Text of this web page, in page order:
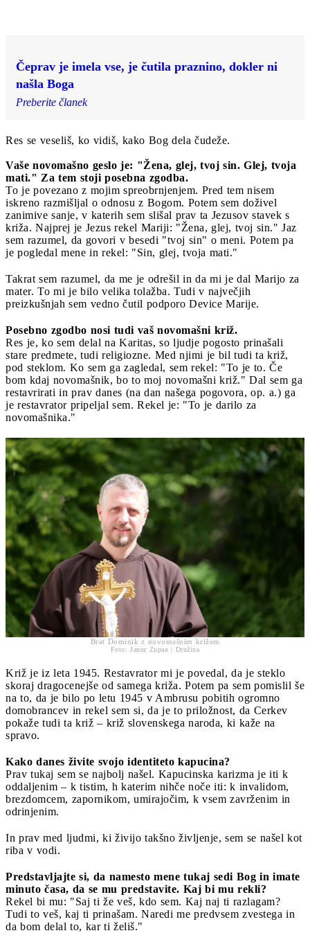
Čeprav je imela vse, je čutila praznino, dokler ni
našla Boga
Preberite članek
Res se veseliš, ko vidiš, kako Bog dela čudeže.
Vaše novomašno geslo je: "Žena, glej, tvoj sin. Glej, tvoja
mati." Za tem stoji posebna zgodba.
To je povezano z mojim spreobrnjenjem. Pred tem nisem
iskreno razmišljal o odnosu z Bogom. Potem sem doživel
zanimive sanje, v katerih sem slišal prav ta Jezusov stavek s
križa. Najprej je Jezus rekel Mariji: "Žena, glej, tvoj sin." Jaz
sem razumel, da govori v besedi "tvoj sin" o meni. Potem pa
je pogledal mene in rekel: "Sin, glej, tvoja mati."
Takrat sem razumel, da me je odrešil in da mi je dal Marijo za
mater. To mi je bilo velika tolažba. Tudi v največjih
preizkušnjah sem vedno čutil podporo Device Marije.
Posebno zgodbo nosi tudi vaš novomašni križ.
Res je, ko sem delal na Karitas, so ljudje pogosto prinašali
stare predmete, tudi religiozne. Med njimi je bil tudi ta križ,
pod steklom. Ko sem ga zagledal, sem rekel: "To je to. Če
bom kdaj novomašnik, bo to moj novomašni križ." Dal sem ga
restavrirati in prav danes (na dan našega pogovora, op. a.) ga
je restavrator pripeljal sem. Rekel je: "To je darilo za
novomašnika."
Brat Dominik z novomašnim križem
Foto: Janez Zupan | Družina
Križ je iz leta 1945. Restavrator mi je povedal, da je steklo
skoraj dragocenejše od samega križa. Potem pa sem pomislil še
na to, da je bilo po letu 1945 v Ambrusu pobitih ogromno
domobrancev in rekel sem si, da je to priložnost, da Cerkev
pokaže tudi ta križ – križ slovenskega naroda, ki kaže na
spravo.
Kako danes živite svojo identiteto kapucina?
Prav tukaj sem se najbolj našel. Kapucinska karizma je iti k
oddaljenim – k tistim, h katerim nihče noče iti: k invalidom,
brezdomcem, zapornikom, umirajočim, k vsem zavrženim in
odrinjenim.
In prav med ljudmi, ki živijo takšno življenje, sem se našel kot
riba v vodi.
Predstavljajte si, da namesto mene tukaj sedi Bog in imate
minuto časa, da se mu predstavite. Kaj bi mu rekli?
Rekel bi mu: "Saj ti že veš, kdo sem. Kaj naj ti razlagam?
Tudi to veš, kaj ti prinašam. Naredi me predvsem zvestega in
da bom delal to, kar ti želiš."